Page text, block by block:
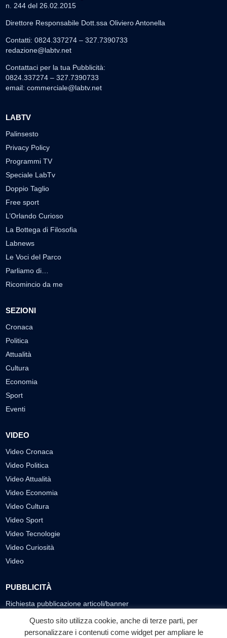
n. 244 del 26.02.2015
Direttore Responsabile Dott.ssa Oliviero Antonella
Contatti: 0824.337274 – 327.7390733
redazione@labtv.net
Contattaci per la tua Pubblicità:
0824.337274 – 327.7390733
email: commerciale@labtv.net
LABTV
Palinsesto
Privacy Policy
Programmi TV
Speciale LabTv
Doppio Taglio
Free sport
L’Orlando Curioso
La Bottega di Filosofia
Labnews
Le Voci del Parco
Parliamo di…
Ricomincio da me
SEZIONI
Cronaca
Politica
Attualità
Cultura
Economia
Sport
Eventi
VIDEO
Video Cronaca
Video Politica
Video Attualità
Video Economia
Video Cultura
Video Sport
Video Tecnologie
Video Curiosità
Video
PUBBLICITÀ
Richiesta pubblicazione articoli/banner
SEGUICI SUI SOCIAL
Questo sito utilizza cookie, anche di terze parti, per
personalizzare i contenuti come widget per ampliare le